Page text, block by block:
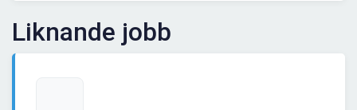
Liknande jobb